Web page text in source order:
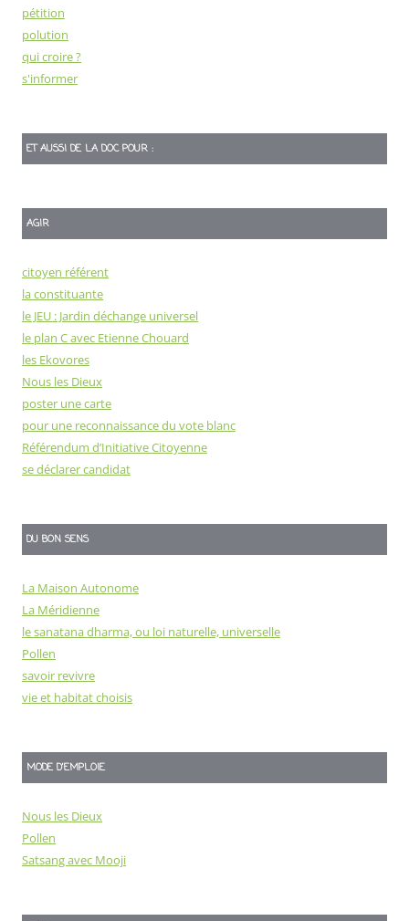
pétition
polution
qui croire ?
s'informer
ET AUSSI DE LA DOC POUR :
AGIR
citoyen référent
la constituante
le JEU : Jardin déchange universel
le plan C avec Etienne Chouard
les Ekovores
Nous les Dieux
poster une carte
pour une reconnaissance du vote blanc
Référendum d’Initiative Citoyenne
se déclarer candidat
DU BON SENS
La Maison Autonome
La Méridienne
le sanatana dharma, ou loi naturelle, universelle
Pollen
savoir revivre
vie et habitat choisis
MODE D'EMPLOIE
Nous les Dieux
Pollen
Satsang avec Mooji